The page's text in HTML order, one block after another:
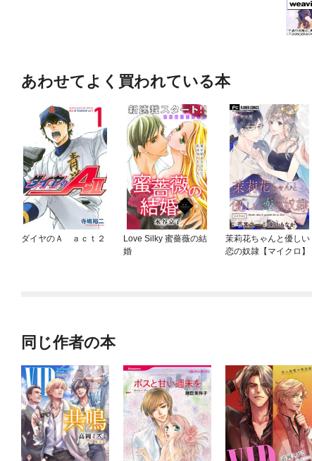
あわせてよく買われている本
ダイヤのＡ ａｃｔ２
Love Silky 蜜薔薇の結
婚
茉莉花ちゃんと優しい
恋の奴隷【マイクロ】
同じ作者の本